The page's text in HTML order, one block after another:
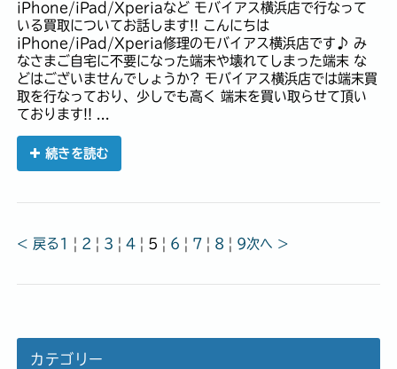
iPhone/iPad/Xperiaなど モバイアス横浜店で行なって
いる買取についてお話します!! こんにちは
iPhone/iPad/Xperia修理のモバイアス横浜店です♪ み
なさまご自宅に不要になった端末や壊れてしまった端末 な
どはございませんでしょうか? モバイアス横浜店では端末買
取を行なっており、少しでも高く 端末を買い取らせて頂い
ております!! ...
続きを読む
< 戻る 1 | 2 | 3 |4 | 5 | 6 | 7 | 8 | 9次へ >
カテゴリー